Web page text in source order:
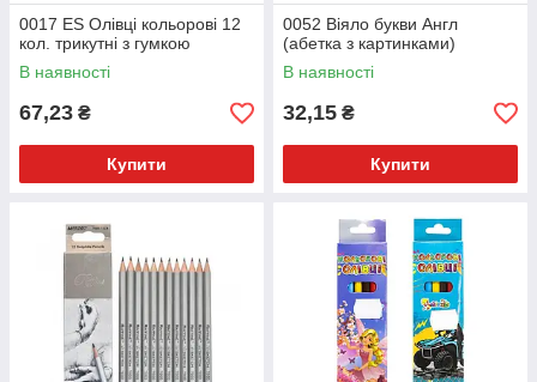
0017 ES Олівці кольорові 12
кол. трикутні з гумкою
В наявності
67,23 ₴
Купити
0052 Віяло букви Англ
(абетка з картинками)
В наявності
32,15 ₴
Купити